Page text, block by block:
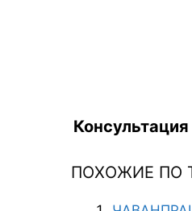
ПОХОЖИЕ ПО